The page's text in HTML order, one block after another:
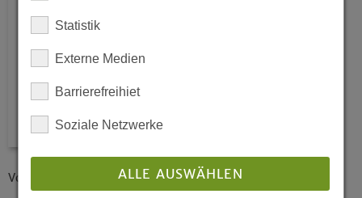
Vorwort des Präses der Evangelischen Kirche von Westfalen
Statistik
Externe Medien
Barrierefreihiet
Soziale Netzwerke
ALLE AUSWÄHLEN